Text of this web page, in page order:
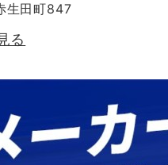
生田町847
る